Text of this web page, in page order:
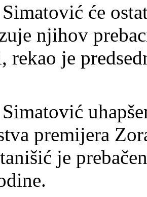
će
njihov
rekao je
premijera
je